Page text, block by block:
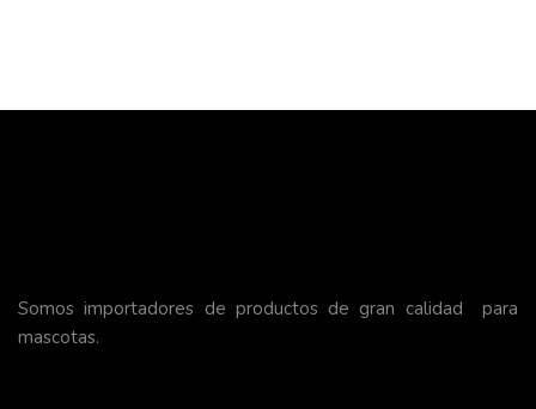
Somos importadores de productos de gran calidad para
mascotas.